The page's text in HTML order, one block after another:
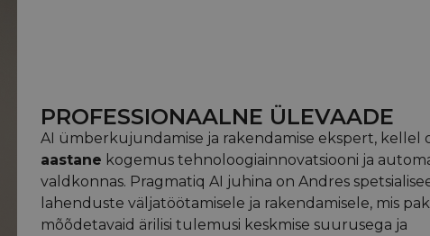
PROFESSIONAALNE ÜLEVAADE
AI ümberkujundamise ja rakendamise ekspert, kellel
aastane kogemus tehnoloogiainnovatsiooni ja
valdkonnas. Pragmatiq AI juhina on Andres
lahenduste väljatöötamisele ja rakendamisele, mis
mõõdetavaid ärilisi tulemusi keskmise suurusega ja